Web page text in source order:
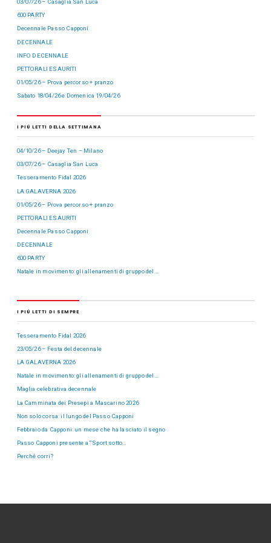
03/07/26 – Casaglia San Luca
600 PARTY
Decennale Passo Capponi
DECENNALE
INFO DECENNALE
PETTORALI ESAURITI
01/05/26 – Prova percorso + pranzo
Sabato 18/04/26 e Domenica 19/04/26
I PIÙ LETTI DELLA SETTIMANA
04/10/26 – Deejay Ten – Milano
03/07/26 – Casaglia San Luca
Tesseramento Fidal 2026
LA GALAVERNA 2026
01/05/26 – Prova percorso + pranzo
PETTORALI ESAURITI
Decennale Passo Capponi
DECENNALE
600 PARTY
Natale in movimento: gli allenamenti di gruppo del…
I PIÙ LETTI DI SEMPRE
Tesseramento Fidal 2026
23/05/26 – Festa del decennale
LA GALAVERNA 2026
Natale in movimento: gli allenamenti di gruppo del…
Maglia celebrativa decennale
La Camminata dei Presepi a Mascarino 2026
Non solo corsa: il lungo del Passo Capponi
Febbraio da Capponi: un mese che ha lasciato il segno
Passo Capponi presente a “Sport sotto…
Perché corri?